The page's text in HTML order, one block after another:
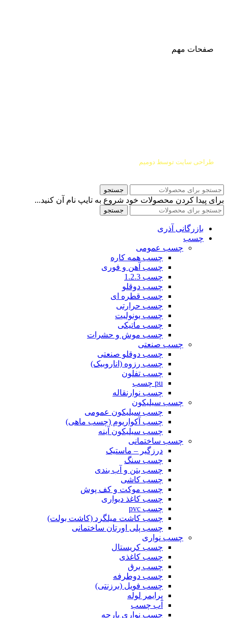
صفحات مهم
طراحی سایت توسط دومیم
جستجو
برای پیدا کردن محصولات خود شروع به تایپ نام آن کنید...
جستجو
بازرگانی آذری
چسب
چسب عمومی
چسب همه کاره
چسب آهن و فوری
چسب 1.2.3
چسب دوقلو
چسب قطره ای
چسب حرارتی
چسب یونولیت
چسب ماتیکی
چسب موش و حشرات
چسب صنعتی
چسب دوقلو صنعتی
چسب رزوه (اناروبیک)
چسب تفلون
pu چسب
چسب نوارنقاله
چسب سیلیکون
چسب سیلیکون عمومی
چسب آکواریوم (چسب ماهی)
چسب سیلیکون آینه
چسب ساختمانی
درزگیر – ماستیک
چسب سنگ
چسب بتن و آب بندی
چسب کاشی
چسب موکت و کف پوش
چسب کاغذ دیواری
چسب pvc
چسب کاشت میلگرد (کاشت بولت)
چسب پلی اورتان ساختمانی
چسب نواری
چسب کریستال
چسب کاغذی
چسب برق
چسب دوطرفه
چسب فویل (برزنتی)
پرایمر لوله
آب چسب
چسب نواری پارچه